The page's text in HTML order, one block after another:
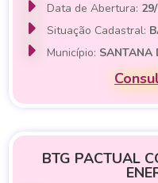
Data de Abertura:
Situação Cadastral:
Município: SANTANA
BTG PACTUAL